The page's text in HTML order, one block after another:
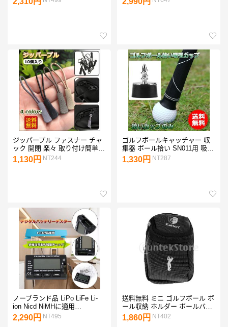
レス鋼 コーヒー器具 250
ンパッド 快適 軽量 アーミーグ
ジッパープル ファスナー チャ
ック 開閉 楽々 取り付け簡単
つかみやすい ノンスリップ ジ
ッパータブ プルコード 全4色
1,130円 NT244
ゴルフボールキャッチャー 収
集器 ボール拾い SN011用 吸引
パターグリップ含みません ゴ
ルフボール ピックアップ
1,330円 NT287
ノーブランド品 LiPo LiFe Li-
ion Nicd NiMHに適用
CellMeter-7 デジタル バッテリ
ー容量チェッカー テスター
2,290円 NT495
送料無料 ミニ ゴルフボール ボ
ール収納 ホルダー ボールバッ
グ ボールケース ティーケース
1,860円 NT402